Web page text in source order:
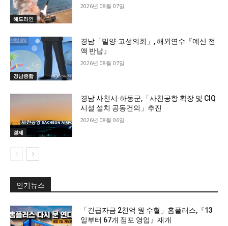
헤드라인
2026년 08월 07일
경남종합
경남「밀양·고성의회」, 해외연수『예산 전
액 반납』
2026년 08월 07일
경제
경남 사천시·하동군,「사천공항 확장 및 CIQ
시설 설치 공동건의」추진
2026년 08월 06일
인기뉴스
「긴급자금 2천억 원 수혈」홈플러스,『13
일부터 67개 점포 영업』재개